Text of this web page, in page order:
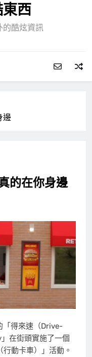
西
的酷炫資訊
邊
的在你身邊
「得來速（Drive-
在街頭實施了一個
動卡車）」活動。